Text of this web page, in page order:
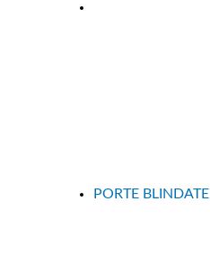
PORTE BLINDATE